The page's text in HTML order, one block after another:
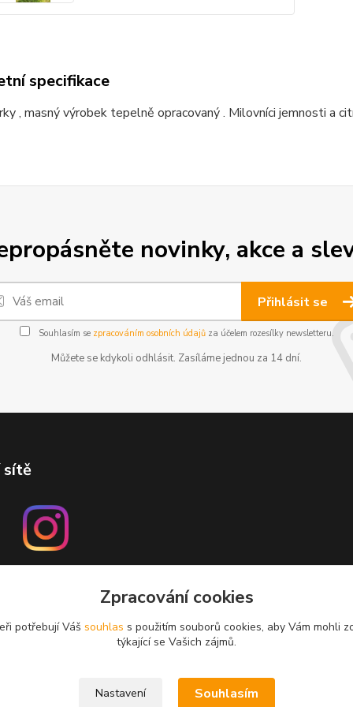
specifikace
, masný výrobek tepelně opracovaný . Milovníci jemnosti a
novinky, akce a
Přihlásit se
Souhlasím se zpracováním osobních údajůza účelem rozesílky newsletteru.
Můžete se kdykoli odhlásit. Zasíláme jednou za 14 dní.
sítě
Zpracování cookies
potřebují Váš souhlas s použitím souborů cookies, aby Vám mohli
týkající se Vašich zájmů.
Nastavení Souhlasím